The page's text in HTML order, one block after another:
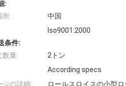
:
所:
中国
Iso9001:2000
条件:
数量:
2トン
According specs
ジの詳細:
ロールスロイスの小型